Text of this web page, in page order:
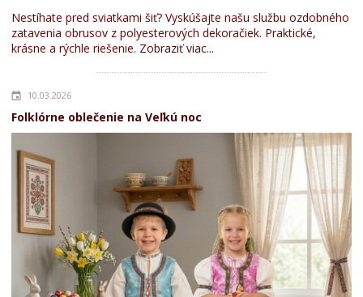
Nestíhate pred sviatkami šiť? Vyskúšajte našu službu ozdobného
zatavenia obrusov z polyesterových dekoračiek. Praktické,
krásne a rýchle riešenie. Zobraziť viac...
10.03.2026
Folklórne oblečenie na Veľkú noc